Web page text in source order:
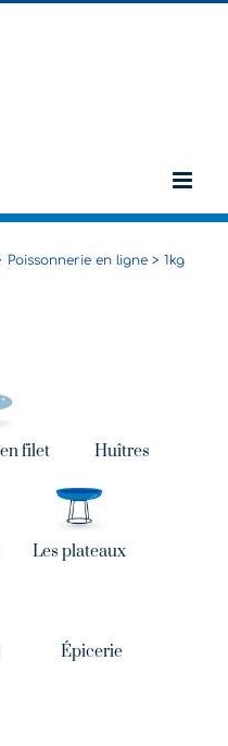
Poissonnerie en ligne 1kg
filet Huîtres
Les plateaux
Épicerie